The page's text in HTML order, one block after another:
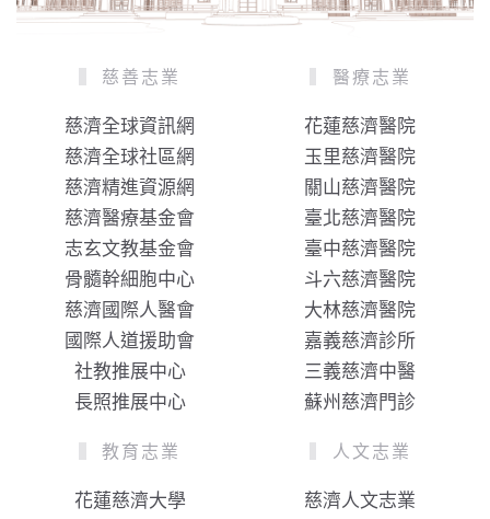
慈善志業
慈濟全球資訊網
慈濟全球社區網
慈濟精進資源網
慈濟醫療基金會
志玄文教基金會
骨髓幹細胞中心
慈濟國際人醫會
國際人道援助會
社教推展中心
長照推展中心
醫療志業
花蓮慈濟醫院
玉里慈濟醫院
關山慈濟醫院
臺北慈濟醫院
臺中慈濟醫院
斗六慈濟醫院
大林慈濟醫院
嘉義慈濟診所
三義慈濟中醫
蘇州慈濟門診
教育志業
花蓮慈濟大學
人文志業
慈濟人文志業